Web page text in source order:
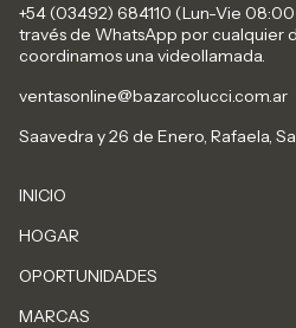
+54 (03492) 684110 (Lun-Vie
través de WhatsApp por cualquier
coordinamos una videollamada.
ventasonline@bazarcolucci.com.ar
Saavedra y 26 de Enero, Rafaela,
INICIO
HOGAR
OPORTUNIDADES
MARCAS